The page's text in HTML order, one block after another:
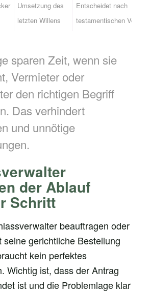
Umsetzung des
letzten Willens
Entscheidet nach
testamentischen
sparen Zeit, wenn sie
Vermieter oder
den richtigen Begriff
Das verhindert
und unnötige
der Ablauf
Schritt
beauftragen oder
seine gerichtliche Bestellung
kein perfektes
Wichtig ist, dass der Antrag
ist und die Problemlage klar